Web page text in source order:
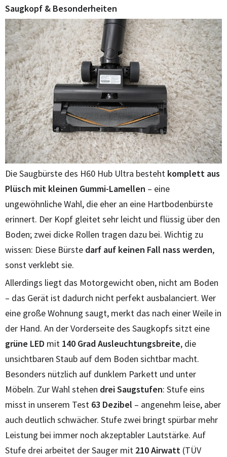
Saugkopf & Besonderheiten
Die Saugbürste des H60 Hub Ultra besteht komplett aus
Plüsch mit kleinen Gummi-Lamellen – eine
ungewöhnliche Wahl, die eher an eine Hartbodenbürste
erinnert. Der Kopf gleitet sehr leicht und flüssig über den
Boden; zwei dicke Rollen tragen dazu bei. Wichtig zu
wissen: Diese Bürste darf auf keinen Fall nass werden,
sonst verklebt sie.
Allerdings liegt das Motorgewicht oben, nicht am Boden
– das Gerät ist dadurch nicht perfekt ausbalanciert. Wer
eine große Wohnung saugt, merkt das nach einer Weile in
der Hand. An der Vorderseite des Saugkopfs sitzt eine
grüne LED mit 140 Grad Ausleuchtungsbreite, die
unsichtbaren Staub auf dem Boden sichtbar macht.
Besonders nützlich auf dunklem Parkett und unter
Möbeln. Zur Wahl stehen drei Saugstufen: Stufe eins
misst in unserem Test 63 Dezibel – angenehm leise, aber
auch deutlich schwächer. Stufe zwei bringt spürbar mehr
Leistung bei immer noch akzeptabler Lautstärke. Auf
Stufe drei arbeitet der Sauger mit 210 Airwatt (TÜV